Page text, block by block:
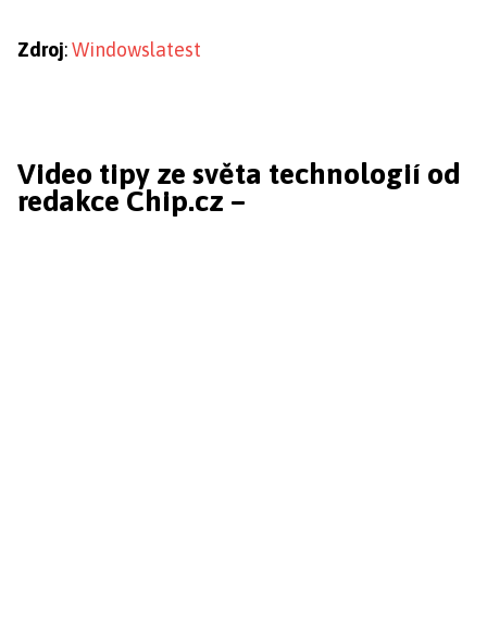
Zdroj:Windowslatest
Video tipy ze světa technologií od
redakce Chip.cz –